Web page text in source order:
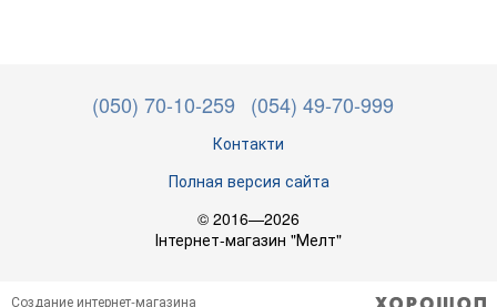
(050) 70-10-259 (054) 49-70-999
Контакти
Полная версия сайта
© 2016—2026
Інтернет-магазин "Мелт"
Создание интернет-магазина